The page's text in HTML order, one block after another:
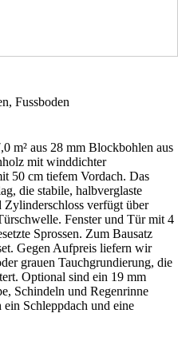
Fussboden
m² aus 28 mm Blockbohlen aus
mit winddichter
50 cm tiefem Vordach. Das
die stabile, halbverglaste
verfügt über
Fenster und Tür mit 4
Sprossen. Zum Bausatz
Gegen Aufpreis liefern wir
grauen Tauchgrundierung, die
Optional sind ein 19 mm
Schindeln und Regenrinne
Schleppdach und eine